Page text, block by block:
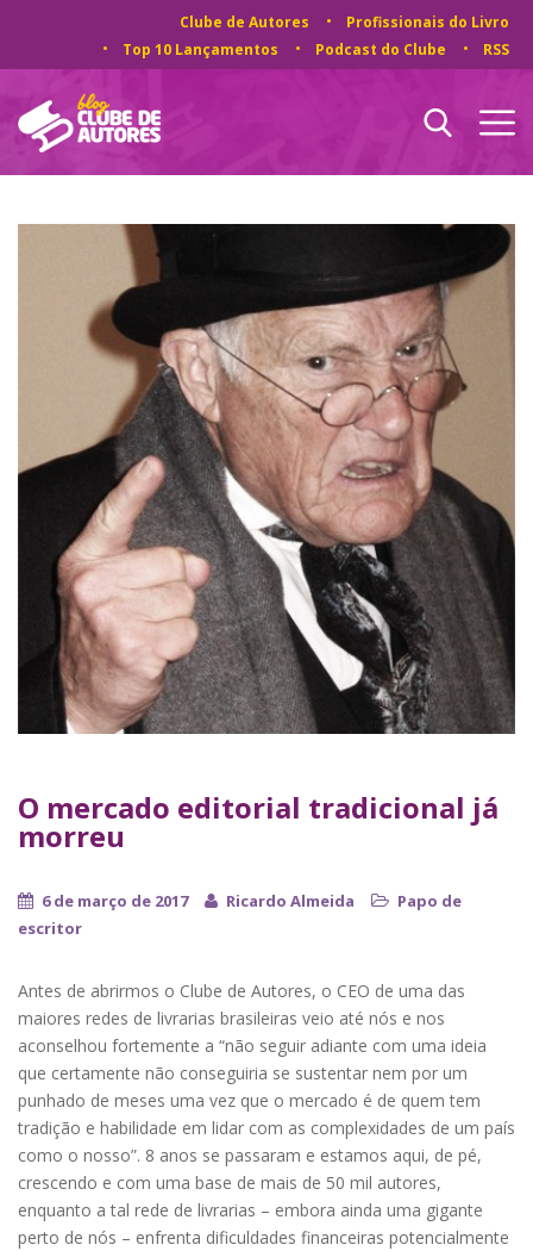
Clube de Autores
Profissionais do Livro
Top 10 Lançamentos
Podcast do Clube RSS
O mercado editorial tradicional já
morreu
6 de março de 2017 Ricardo Almeida
Papo de
escritor
Antes de abrirmos o Clube de Autores, o CEO de uma das
maiores redes de livrarias brasileiras veio até nós e nos
aconselhou fortemente a “não seguir adiante com uma ideia
que certamente não conseguiria se sustentar nem por um
punhado de meses uma vez que o mercado é de quem tem
tradição e habilidade em lidar com as complexidades de um país
como o nosso”. 8 anos se passaram e estamos aqui, de pé,
crescendo e com uma base de mais de 50 mil autores,
enquanto a tal rede de livrarias – embora ainda uma gigante
perto de nós – enfrenta dificuldades financeiras potencialmente